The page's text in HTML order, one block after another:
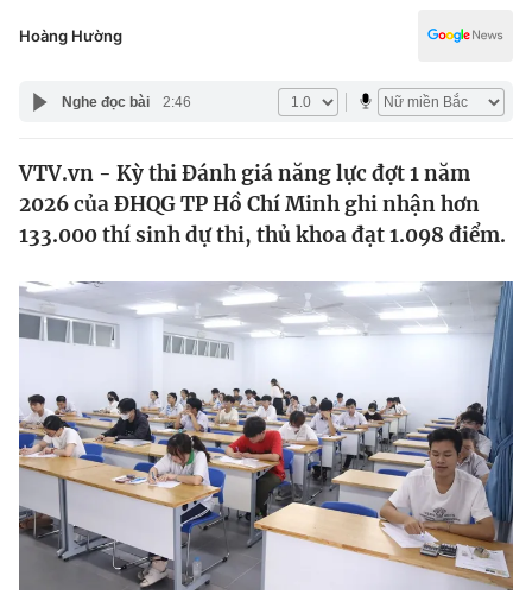
Tin tức
Thế giới đó đây
Câu chuyện quốc tế
Kinh tế
Tài chính
Thị trường
Góc doanh nghiệp
Truyền hình
Phim VTV
Hậu trường
Nhân vật
Khán giả
Giải sao mai
Giải trí
Điện ảnh
Âm nhạc
Đời sống
Du lịch
Giáo dục
Giáo dục
Hoàng Hường
Nghe đọc bài 2:46
VTV.vn - Kỳ thi Đánh giá năng lực đợt 1 năm
2026 của ĐHQG TP Hồ Chí Minh ghi nhận hơn
133.000 thí sinh dự thi, thủ khoa đạt 1.098 điểm.